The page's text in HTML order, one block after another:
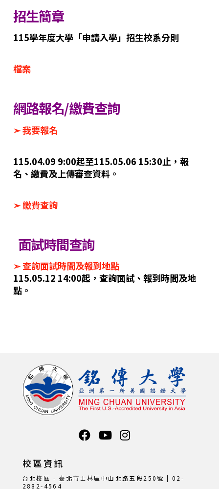
招生簡章
115學年度大學「申請入學」招生校系分則
檔案
網路報名/繳費查詢
➣ 我要報名
115.04.09 9:00起至115.05.06 15:30止，報
名、繳費及上傳審查資料。
➣ 繳費查詢
面試時間查詢
➣ 查詢面試時間及報到地點
115.05.12 14:00起，查詢面試、報到時間及地
點。
校區資訊
台北校區 - 臺北市士林區中山北路五段250號 | 02-
2882-4564